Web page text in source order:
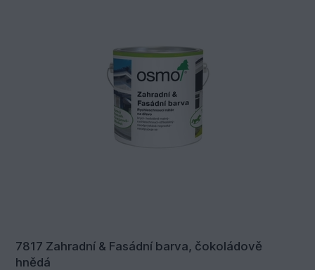
7817 Zahradní & Fasádní barva, čokoládově
hnědá